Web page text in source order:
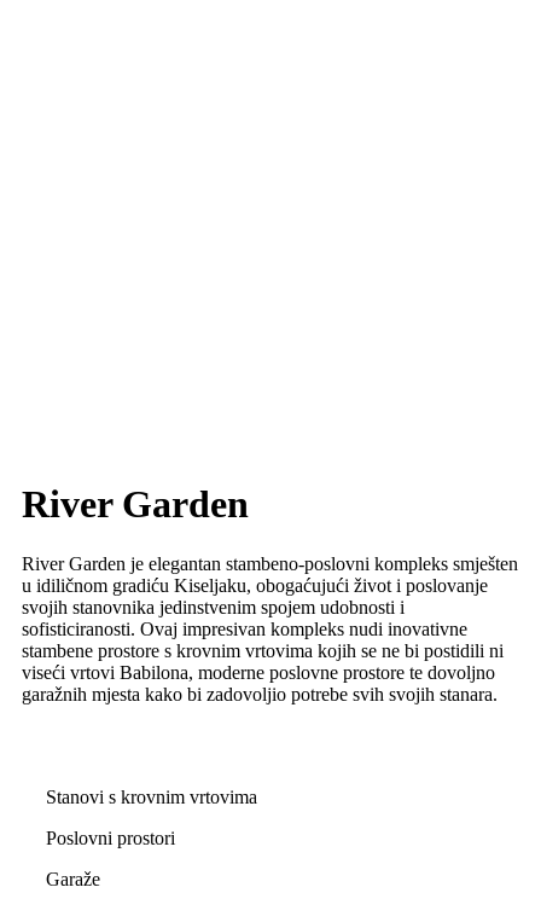
River Garden
River Garden je elegantan stambeno-poslovni kompleks smješten
u idiličnom gradiću Kiseljaku, obogaćujući život i poslovanje
svojih stanovnika jedinstvenim spojem udobnosti i
sofisticiranosti. Ovaj impresivan kompleks nudi inovativne
stambene prostore s krovnim vrtovima kojih se ne bi postidili ni
viseći vrtovi Babilona, moderne poslovne prostore te dovoljno
garažnih mjesta kako bi zadovoljio potrebe svih svojih stanara.
Stanovi s krovnim vrtovima
Poslovni prostori
Garaže